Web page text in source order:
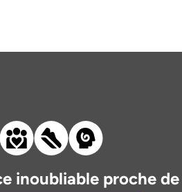
inoubliable proche